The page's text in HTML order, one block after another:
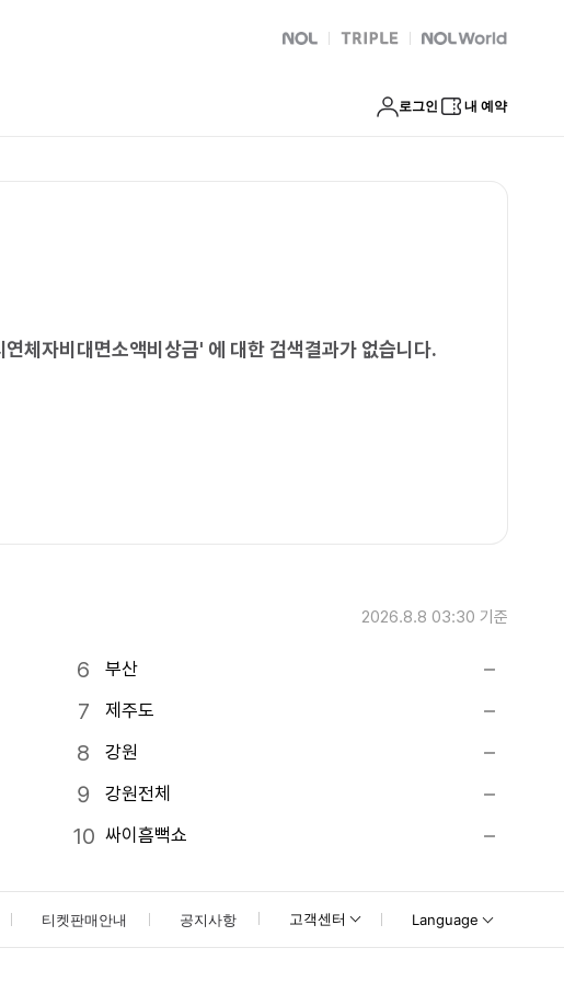
대출 거제시연체자비대면소액비상금
NOL 트리플 Global Interpark
로그인 내 예약
체자비대면소액비상금' 에 대한 검색결과가 없습니다.
2026.8.8 03:30 기준
부산
제주도
강원
강원전체
싸이흠뻑쇼
티켓판매안내 공지사항 고객센터 Language